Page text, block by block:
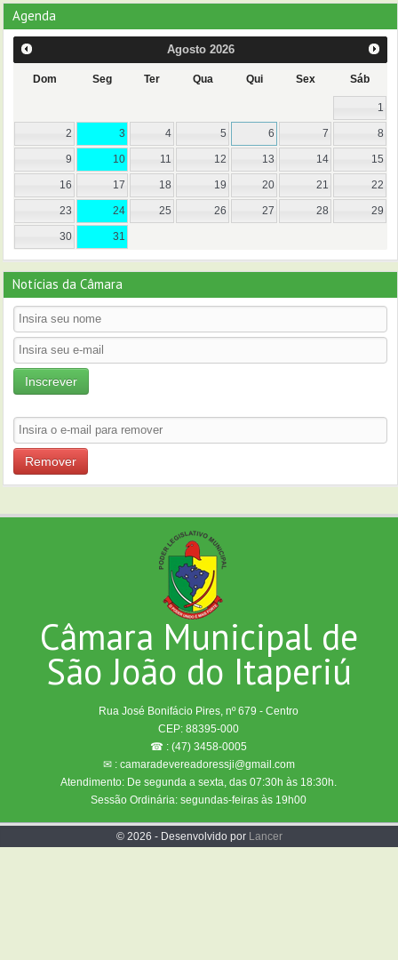
Agenda
Agosto 2026
Dom Seg Ter Qua Qui Sex Sáb
1
2 3 4 5 6 7 8
9 10 11 12 13 14 15
16 17 18 19 20 21 22
23 24 25 26 27 28 29
30 31
Notícias da Câmara
Inscrever
Remover
Câmara Municipal de
São João do Itaperiú
Rua José Bonifácio Pires, nº 679 - Centro
CEP: 88395-000
☎ : (47) 3458-0005
✉ : camaradevereadoressji@gmail.com
Atendimento: De segunda a sexta, das 07:30h às 18:30h.
Sessão Ordinária: segundas-feiras às 19h00
© 2026 - Desenvolvido por Lancer